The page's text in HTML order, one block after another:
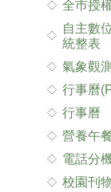
全巿授
自主數
統整表
氣象觀
行事曆
行事曆
營養午
電話分
校園刊